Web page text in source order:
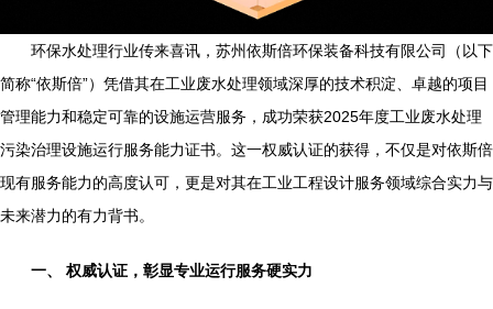
环保水处理行业传来喜讯，苏州依斯倍环保装备科技有限公司（以下
简称“依斯倍”）凭借其在工业废水处理领域深厚的技术积淀、卓越的项目
管理能力和稳定可靠的设施运营服务，成功荣获2025年度工业废水处理
污染治理设施运行服务能力证书。这一权威认证的获得，不仅是对依斯倍
现有服务能力的高度认可，更是对其在工业工程设计服务领域综合实力与
未来潜力的有力背书。
一、 权威认证，彰显专业运行服务硬实力